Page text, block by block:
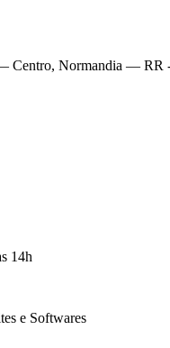
Centro, Normandia — RR
14h
e Softwares